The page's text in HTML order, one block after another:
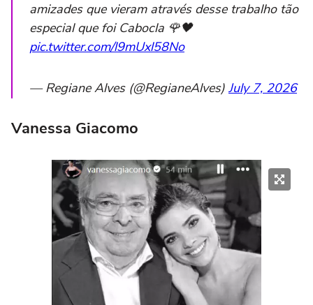
amizades que vieram através desse trabalho tão
especial que foi Cabocla 🌹🖤
pic.twitter.com/l9mUxl58No
— Regiane Alves (@RegianeAlves) July 7, 2026
Vanessa Giacomo